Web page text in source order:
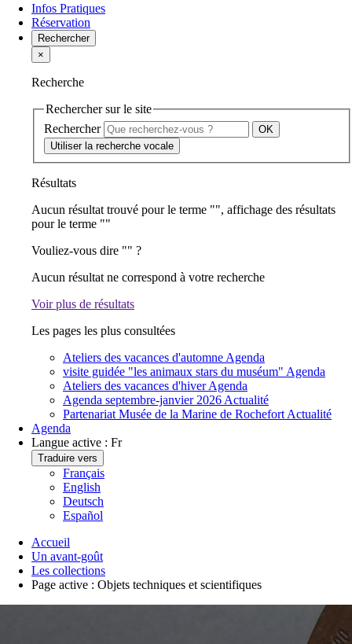
Infos Pratiques
Réservation
Rechercher
×
Recherche
Rechercher sur le site
Rechercher
Utiliser la recherche vocale
Résultats
Aucun résultat trouvé pour le terme "", affichage des résultats
pour le terme ""
Vouliez-vous dire "" ?
Aucun résultat ne correspond à votre recherche
Voir plus de résultats
Les pages les plus consultées
Ateliers des vacances d'automne Agenda
visite guidée "les animaux stars du muséum" Agenda
Ateliers des vacances d'hiver Agenda
Agenda septembre-janvier 2026 Actualité
Partenariat Musée de la Marine de Rochefort Actualité
Agenda
Langue active : Fr
Traduire vers
Français
English
Deutsch
Español
Accueil
Un avant-goût
Les collections
Page active : Objets techniques et scientifiques